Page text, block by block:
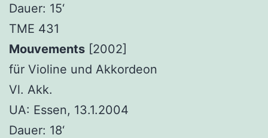
Dauer: 15‘
TME 431
Mouvements [2002]
für Violine und Akkordeon
Vl. Akk.
UA: Essen, 13.1.2004
Dauer: 18‘